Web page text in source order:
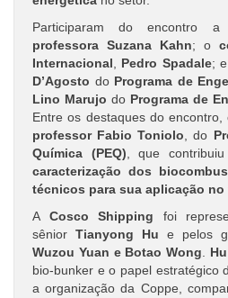
Participaram do encontro a
professora Suzana Kahn; o
Internacional, Pedro Spadale;
D’Agosto do Programa de
Lino Marujo do Programa de
Entre os destaques do
professor Fabio Toniolo, do
Química (PEQ), que
caracterização dos
técnicos para sua aplicação
A Cosco Shipping foi
sênior Tianyong Hu e pelos
Wuzou Yuan e Botao Wong. Hu
bio-bunker e o papel estratégico
a organização da Coppe,